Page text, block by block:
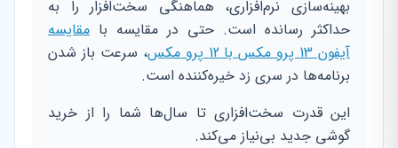
بهینه‌سازی نرم‌افزاری، هماهنگی سخت‌افزار را به
حداکثر رسانده است. حتی در مقایسه با مقایسه
آیفون 13 پرو مکس با 12 پرو مکس
، سرعت باز شدن
برنامه‌ها در سری زد خیره‌کننده است.
این قدرت سخت‌افزاری تا سال‌ها شما را از خرید
گوشی جدید بی‌نیاز می‌کند.